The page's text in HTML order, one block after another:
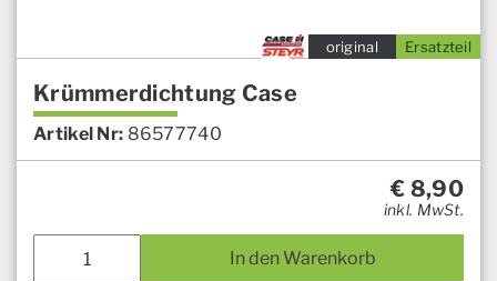
Ersatzteil
original
Krümmerdichtung Case
Artikel Nr: 86577740
€ 8,90
inkl. MwSt.
In den Warenkorb